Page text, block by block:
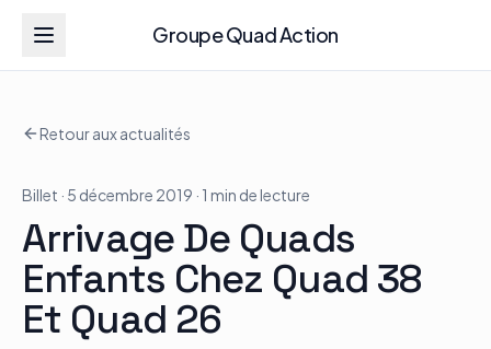
Groupe Quad Action
Groupe Quad Action
Accueil
RZR
ATV
RGR
Retour aux actualités
Billet · 5 décembre 2019 · 1 min de lecture
Arrivage De Quads
Enfants Chez Quad 38
Et Quad 26